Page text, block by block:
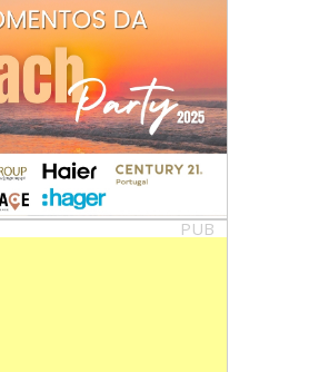
PUB